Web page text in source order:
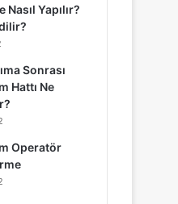
Yapılır?
Sonrası
Hattı Ne
Operatör